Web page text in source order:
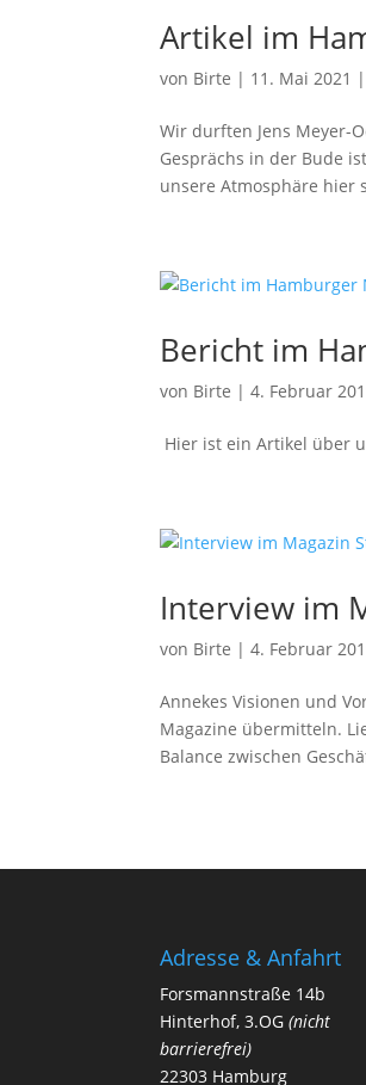
Artikel im
von Birte | 11. Mai 2021 |
Wir durften Jens Meyer-
Gesprächs in der Bude
unsere Atmosphäre hier
Bericht im
von Birte |4. Februar
Hier ist ein Artikel über
Interview im
von Birte |4. Februar
Annekes Visionen und
Magazine übermitteln.
Balance zwischen
Adresse & Anfahrt
Forsmannstraße 14b
Hinterhof, 3.OG(nicht
barrierefrei)
22303 Hamburg